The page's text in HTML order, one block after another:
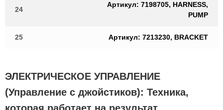
24
Артикул: 7198705, HARNESS,
PUMP
25 Артикул: 7213230, BRACKET
ЭЛЕКТРИЧЕСКОЕ УПРАВЛЕНИЕ
(Управление с джойстиков): Техника,